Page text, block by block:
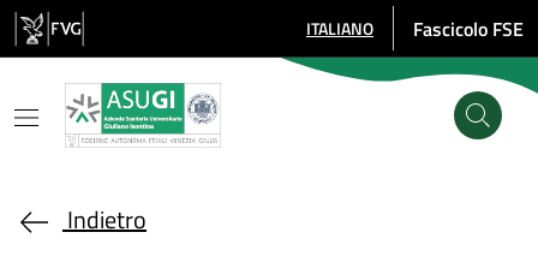
Salta al contenuto principale
SELEZIONE LINGUA: LINGUA
ITALIANO Fascicolo FSE
Indietro